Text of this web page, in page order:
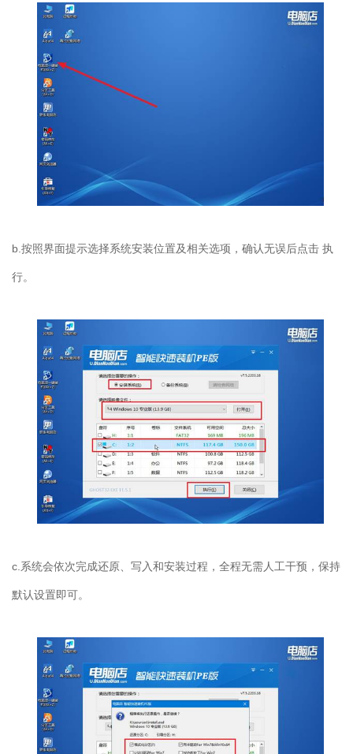
b. 按照界面提示选择系统安装位置及相关选项，确认无误后点击 执
行。
c. 系统会依次完成还原、写入和安装过程，全程无需人工干预，保持
默认设置即可。